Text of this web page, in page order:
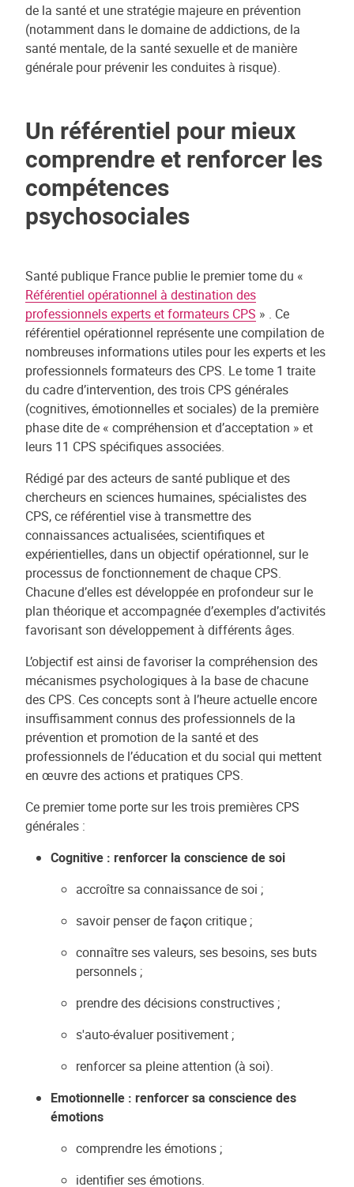
de la santé et une stratégie majeure en prévention
(notamment dans le domaine de addictions, de la
santé mentale, de la santé sexuelle et de manière
générale pour prévenir les conduites à risque).
Un référentiel pour mieux
comprendre et renforcer les
compétences
psychosociales
Santé publique France publie le premier tome du «
Référentiel opérationnel à destination des
professionnels experts et formateurs CPS » . Ce
référentiel opérationnel représente une compilation de
nombreuses informations utiles pour les experts et les
professionnels formateurs des CPS. Le tome 1 traite
du cadre d’intervention, des trois CPS générales
(cognitives, émotionnelles et sociales) de la première
phase dite de « compréhension et d’acceptation » et
leurs 11 CPS spécifiques associées.
Rédigé par des acteurs de santé publique et des
chercheurs en sciences humaines, spécialistes des
CPS, ce référentiel vise à transmettre des
connaissances actualisées, scientifiques et
expérientielles, dans un objectif opérationnel, sur le
processus de fonctionnement de chaque CPS.
Chacune d’elles est développée en profondeur sur le
plan théorique et accompagnée d’exemples d’activités
favorisant son développement à différents âges.
L’objectif est ainsi de favoriser la compréhension des
mécanismes psychologiques à la base de chacune
des CPS. Ces concepts sont à l’heure actuelle encore
insuffisamment connus des professionnels de la
prévention et promotion de la santé et des
professionnels de l’éducation et du social qui mettent
en œuvre des actions et pratiques CPS.
Ce premier tome porte sur les trois premières CPS
générales :
Cognitive : renforcer la conscience de soi
accroître sa connaissance de soi ;
savoir penser de façon critique ;
connaître ses valeurs, ses besoins, ses buts
personnels ;
prendre des décisions constructives ;
s'auto-évaluer positivement ;
renforcer sa pleine attention (à soi).
Emotionnelle : renforcer sa conscience des
émotions
comprendre les émotions ;
identifier ses émotions.